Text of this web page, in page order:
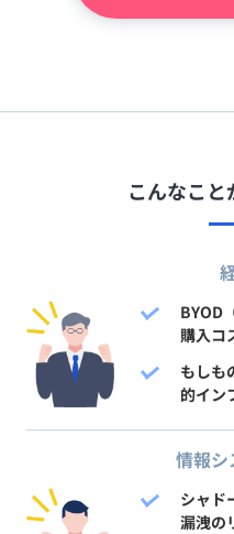
こんなこ
BYOD
購入コ
もしも
的イン
情報シ
シャド
漏洩の